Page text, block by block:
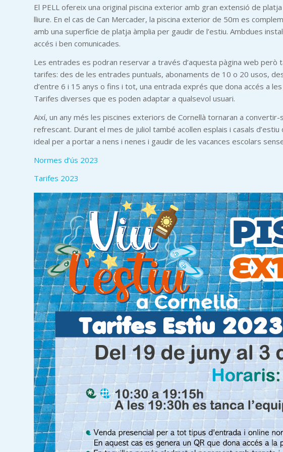
El PELL ofereix una original piscina exterior amb gran extensió de
lliure. En el cas de Can Mercader, la piscina exterior de 50m es
amb una superfície de platja àmplia per gaudir de l’estiu. Ambdues
accés i ben comunicades.
Les entrades es podran reservar a través d’aquesta pàgina web
tarifes: des de les entrades puntuals, abonaments de 10 o 20 usos,
d’entre 6 i 15 anys o fins i tot, una entrada exprés que dona accés a
Tarifes diverses que es poden adaptar a qualsevol usuari.
Així, un any més les piscines exteriors de Cornellà tornaran a
refrescant. Durant el mes de juliol també acollen esplais i casals
ideal per a portar a nens i nenes i gaudir de les vacances escolars
Normes d’ús 2023
Tarifes 2023